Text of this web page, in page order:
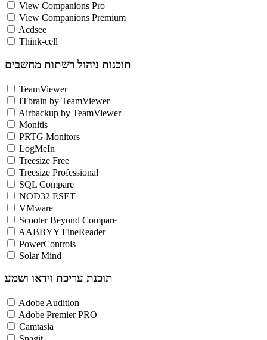
View Companions Pro
View Companions Premium
Acdsee
Think-cell
תוכנות ניהול רשתות מחשבים
TeamViewer
ITbrain by TeamViewer
Airbackup by TeamViewer
Monitis
PRTG Monitors
LogMeIn
Treesize Free
Treesize Professional
SQL Compare
NOD32 ESET
VMware
Scooter Beyond Compare
AABBYY FineReader
PowerControls
Solar Mind
תוכנת עריכת וידאו ושמע
Adobe Audition
Adobe Premier PRO
Camtasia